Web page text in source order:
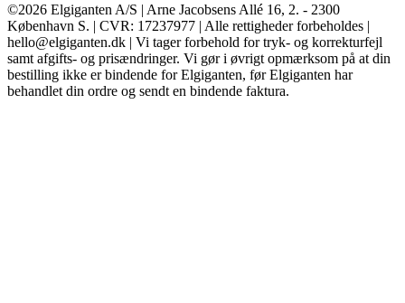
©2026 Elgiganten A/S | Arne Jacobsens Allé 16, 2. - 2300
København S. | CVR: 17237977 | Alle rettigheder forbeholdes |
hello@elgiganten.dk | Vi tager forbehold for tryk- og korrekturfejl
samt afgifts- og prisændringer. Vi gør i øvrigt opmærksom på at din
bestilling ikke er bindende for Elgiganten, før Elgiganten har
behandlet din ordre og sendt en bindende faktura.